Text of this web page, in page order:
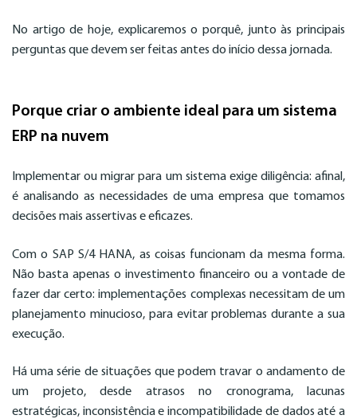
No artigo de hoje, explicaremos o porquê, junto às principais
perguntas que devem ser feitas antes do início dessa jornada.
Porque criar o ambiente ideal para um sistema
ERP na nuvem
Implementar ou migrar para um sistema exige diligência: afinal,
é analisando as necessidades de uma empresa que tomamos
decisões mais assertivas e eficazes.
Com o SAP S/4 HANA, as coisas funcionam da mesma forma.
Não basta apenas o investimento financeiro ou a vontade de
fazer dar certo: implementações complexas necessitam de um
planejamento minucioso, para evitar problemas durante a sua
execução.
Há uma série de situações que podem travar o andamento de
um projeto, desde atrasos no cronograma, lacunas
estratégicas, inconsistência e incompatibilidade de dados até a